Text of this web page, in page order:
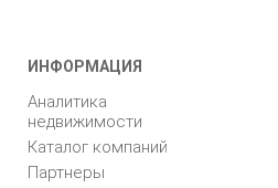
ИНФОРМАЦИЯ
Аналитика
недвижимости
Каталог компаний
Партнеры